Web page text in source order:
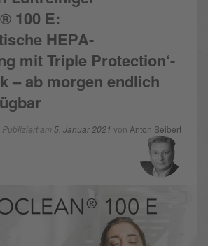
100 E:
HEPA-
mit Triple Protection‘-
– ab morgen endlich
Publiziert am 5. Januar 2021 von Anton Seibert